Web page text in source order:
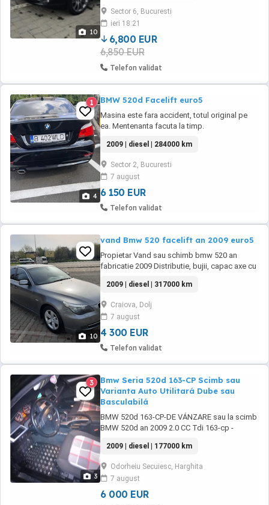
10
Display 9" cu touch, Android auto Carplay
Unitate citire DVD CD Conexiune Bluetoouth,
Aux, cu redare muzica de pe telefon Faruri
Led Stopuri ...
Sector 6, Bucuresti
ieri 18:21
6,800 EUR
6,850 EUR
Telefon validat
4
1 BMW 520d Facelift euro5
Masina este fara accident, totul original pe
ea. Mentenanta facuta la timp.
2009 | diesel | 284000 km
Sector 2, Bucuresti
7 august
6 150 EUR
Telefon validat
10
vand Bmw 520 facelift an 2009 euro5
Propietar Vand sau schimb bmw 520 an
fabricatie 2009 Distributie, bujii, capac axe cu
buna accept orice test
2009 | diesel | 317000 km
Craiova, Dolj
7 august
4 300 EUR
Telefon validat
3
3
Bmw Seria 520d 163-CP Scimb sau
Varianta Auto Utilitará Dube sau
Basculabilá
BMW 520d 163-CP-DE VÁNZARE sau la scimb
BMW 520d an 2009 2.0 CC Tdi 163-cp -
plácutele in fatá spate scimbate si toate
consumabile filterele ulei de motor ect.. -
ATENTIE NUMAI 177.000 KM REAL fost
cumpárat NOUÁ -Scimb sau variante auto
Utilitará Basculabilá 3.5T ...
2009 | diesel | 177000 km
Odorheiu Secuiesc, Harghita
7 august
6 000 EUR